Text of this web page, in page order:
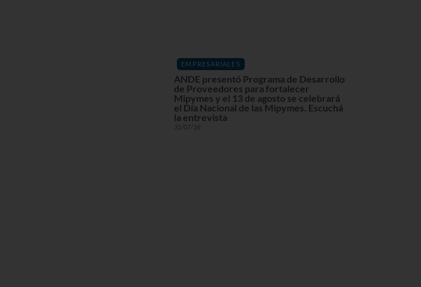
EMPRESARIALES
ANDE presentó Programa de Desarrollo
de Proveedores para fortalecer
Mipymes y el 13 de agosto se celebrará
el Día Nacional de las Mipymes. Escuchá
la entrevista
31/07/26